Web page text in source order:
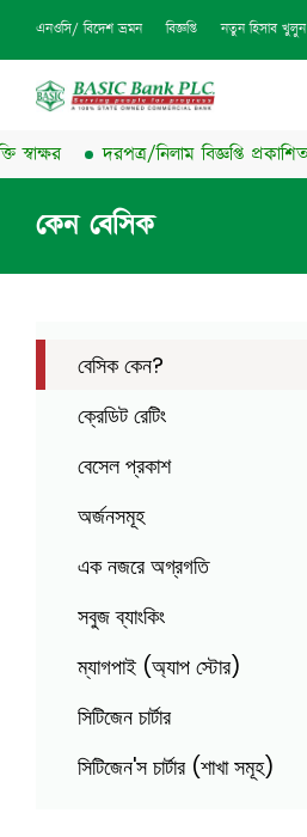
এনওসি/ বিদেশ ভ্রমন বিজ্ঞপ্তি নতুন হিসাব খুলুন
দরপত্র/নিলাম বিজ্ঞপ্তি প্রকাশিত
কেন বেসিক
বেসিক কেন?
ক্রেডিট রেটিং
বেসেল প্রকাশ
অর্জনসমূহ
এক নজরে অগ্রগতি
সবুজ ব্যাংকিং
ম্যাগপাই (অ্যাপ স্টোর)
সিটিজেন চার্টার
সিটিজেন'স চার্টার (শাখা সমূহ)